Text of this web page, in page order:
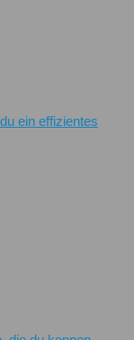
ein effizientes